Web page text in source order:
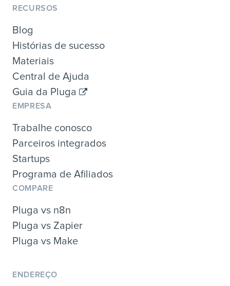
RECURSOS
Blog
Histórias de sucesso
Materiais
Central de Ajuda
Guia da Pluga
EMPRESA
Trabalhe conosco
Parceiros integrados
Startups
Programa de Afiliados
COMPARE
Pluga vs n8n
Pluga vs Zapier
Pluga vs Make
ENDEREÇO